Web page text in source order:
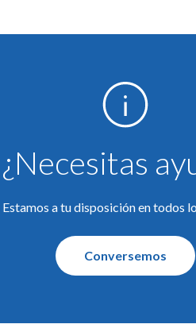
¿Necesitas
Estamos a tu disposición en todos
Conversemos